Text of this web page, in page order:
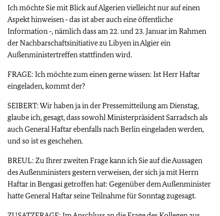
Ich möchte Sie mit Blick auf Algerien vielleicht nur auf einen
Aspekt hinweisen ‑ das ist aber auch eine öffentliche
Information ‑, nämlich dass am 22. und 23. Januar im Rahmen
der Nachbarschaftsinitiative zu Libyen in Algier ein
Außenministertreffen stattfinden wird.
FRAGE: Ich möchte zum einen gerne wissen: Ist Herr Haftar
eingeladen, kommt der?
SEIBERT: Wir haben ja in der Pressemitteilung am Dienstag,
glaube ich, gesagt, dass sowohl Ministerpräsident Sarradsch als
auch General Haftar ebenfalls nach Berlin eingeladen werden,
und so ist es geschehen.
BREUL: Zu Ihrer zweiten Frage kann ich Sie auf die Aussagen
des Außenministers gestern verweisen, der sich ja mit Herrn
Haftar in Bengasi getroffen hat: Gegenüber dem Außenminister
hatte General Haftar seine Teilnahme für Sonntag zugesagt.